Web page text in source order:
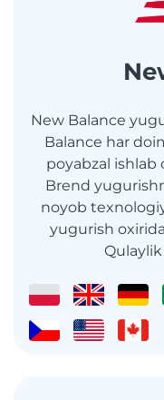
New Balance
Balance har
poyabzal ishlab
Brend
noyob
yugurish